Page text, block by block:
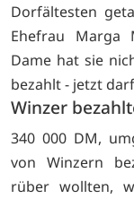
Dorfältesten
Ehefrau Marga
Dame hat sie
bezahlt - jetzt
Winzer
340 000 DM,
von Winzern
rüber wollten,